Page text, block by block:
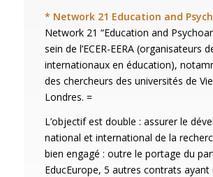
* Network 21 Education and
Network 21 “Education and
sein de l’ECER-EERA (organisateurs
internationaux en éducation),
des chercheurs des universités de
Londres. =
L’objectif est double : assurer le
national et international de la
bien engagé : outre le portage du
EducEurope, 5 autres contrats ayant